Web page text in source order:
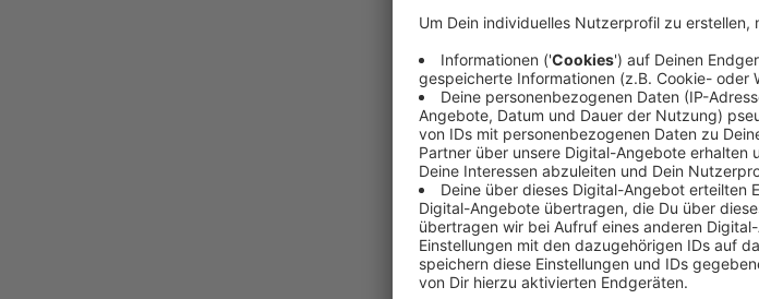
Anzeige
Bis er auf einem
kauft.Doch schon kurz
mörderisches
Geist des
daraufhin in Jakes
besser darin, Jake für
Streaming-Dienst: SyFy